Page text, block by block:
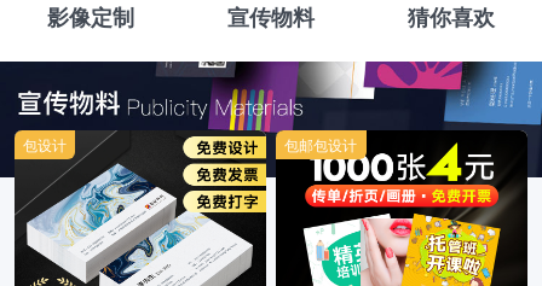
影像定制 宣传物料 猜你喜欢
包设计 包邮包设计